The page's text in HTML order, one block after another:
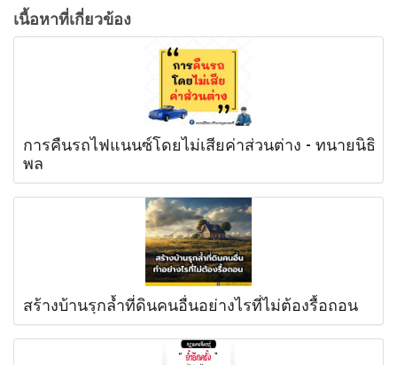
เนื้อหาที่เกี่ยวข้อง
การคืนรถไฟแนนซ์โดยไม่เสียค่าส่วนต่าง - ทนายนิธิ
พล
สร้างบ้านรุกล้ำที่ดินคนอื่นอย่างไรที่ไม่ต้องรื้อถอน